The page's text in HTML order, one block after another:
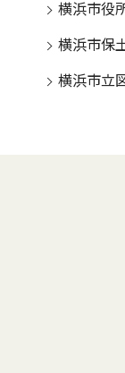
横浜市役
横浜市保
横浜市立